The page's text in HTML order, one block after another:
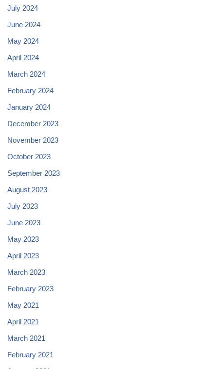
July 2024
June 2024
May 2024
April 2024
March 2024
February 2024
January 2024
December 2023
November 2023
October 2023
September 2023
August 2023
July 2023
June 2023
May 2023
April 2023
March 2023
February 2023
May 2021
April 2021
March 2021
February 2021